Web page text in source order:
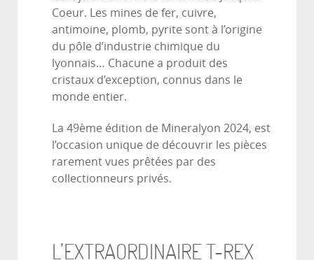
Coeur. Les mines de fer, cuivre,
antimoine, plomb, pyrite sont à l’origine
du pôle d’industrie chimique du
lyonnais… Chacune a produit des
cristaux d’exception, connus dans le
monde entier.
La 49ème édition de Mineralyon 2024, est
l’occasion unique de découvrir les pièces
rarement vues prêtées par des
collectionneurs privés.
L’EXTRAORDINAIRE T-REX